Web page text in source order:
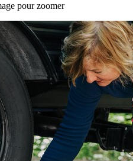
pour zoomer